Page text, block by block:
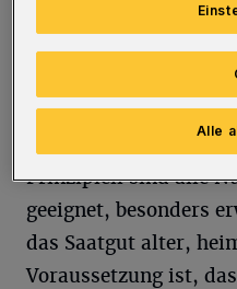
Stadtbibliothek
mit Unterstützung
Bürgerinnen und
Saatgutbibliothek
Prinzipiell sind alle
geeignet, besonders
das Saatgut alter,
Voraussetzung ist,
Alle